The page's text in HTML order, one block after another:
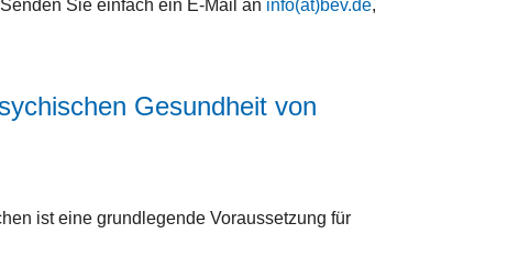
Sie einfach ein E-Mail an info(at)bev.de,
Gesundheit von
ist eine grundlegende Voraussetzung für